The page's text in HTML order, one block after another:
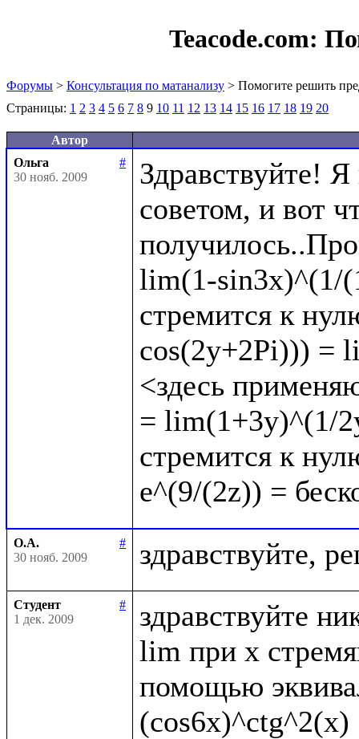
Teacode.com:
Форумы > Консультация по матанализу > Помогите решить
Страницы: 1 2 3 4 5 6 7 8 9 10 11 12 13 14 15 16 17 18 19 20
Автор
Ольга
#
30 нояб. 2009
Здравствуйте!
советом, и вот
lim(1-sin3x)^(1/
стремится к
cos(2y+2Pi))) =
<здесь
= lim(1+3y)^(1/
стремится к
О.А.
#
30 нояб. 2009
Студент
#
1 дек. 2009
здравствуйте
lim при x
помощью
(cos6x)^ctg^2(x)